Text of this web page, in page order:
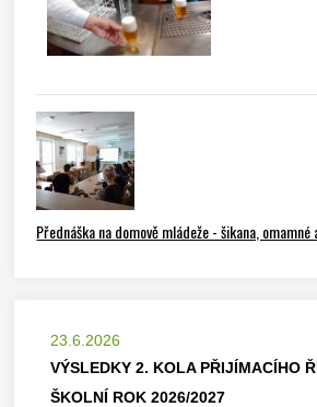
Přednáška na domově mládeže - šikana,
23.6.2026
VÝSLEDKY 2. KOLA PŘIJÍMACÍHO
ŠKOLNÍ ROK 2026/2027